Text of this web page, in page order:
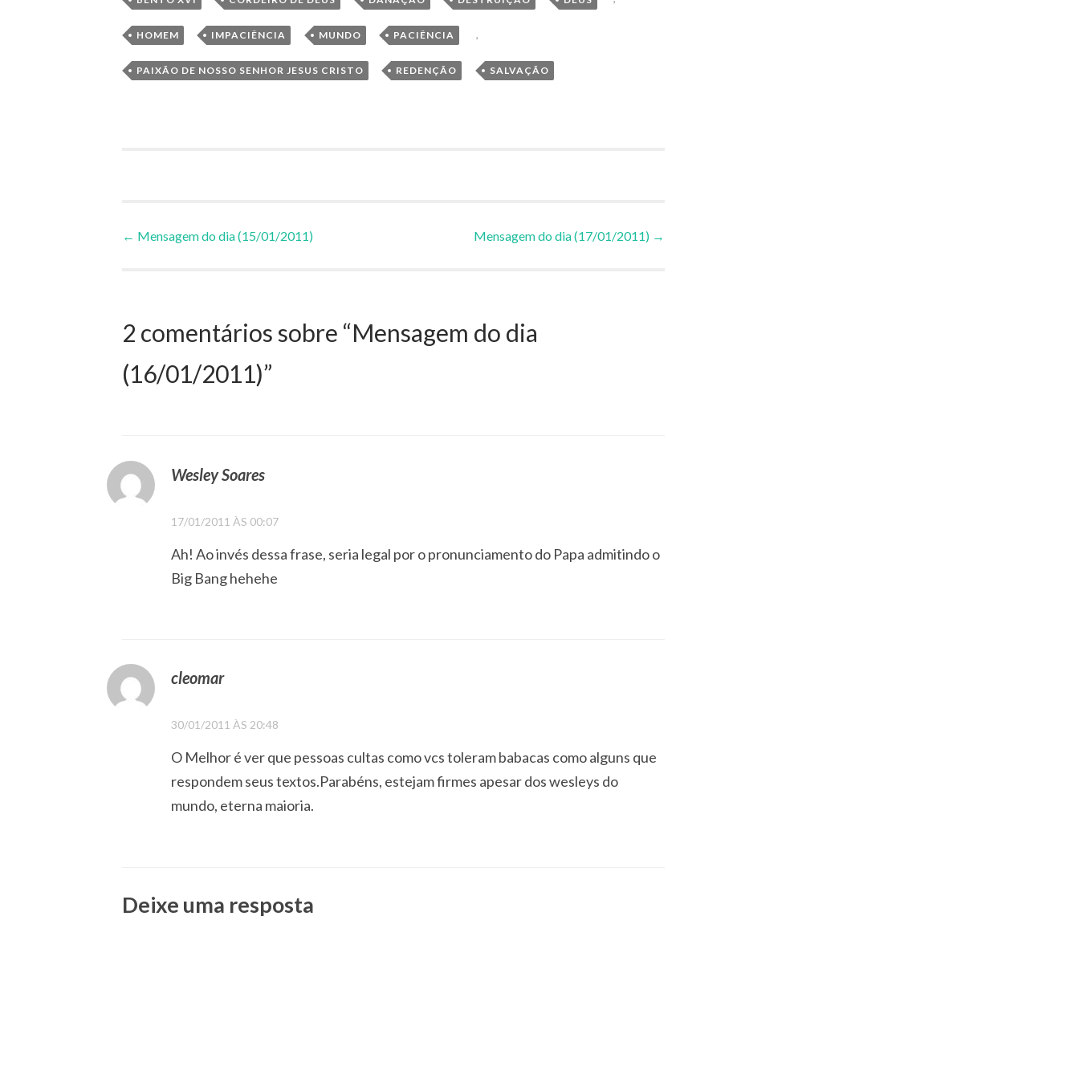
HOMEM , IMPACIÊNCIA , MUNDO , PACIÊNCIA ,
PAIXÃO DE NOSSO SENHOR JESUS CRISTO , REDENÇÃO , SALVAÇÃO
Navegação
Posts
← Mensagem do dia (15/01/2011) Mensagem do dia (17/01/2011) →
2 comentários sobre “Mensagem do dia
(16/01/2011)”
Wesley Soares
17/01/2011 ÀS 00:07
Ah! Ao invés dessa frase, seria legal por o pronunciamento do Papa admitindo o
Big Bang hehehe
cleomar
30/01/2011 ÀS 20:48
O Melhor é ver que pessoas cultas como vcs toleram babacas como alguns que
respondem seus textos.Parabéns, estejam firmes apesar dos wesleys do
mundo, eterna maioria.
Deixe uma resposta